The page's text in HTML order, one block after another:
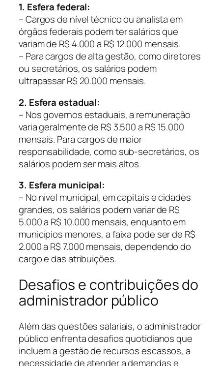
1. Esfera federal:
– Cargos de nível técnico ou analista em
órgãos federais podem ter salários que
variam de R$ 4.000 a R$ 12.000 mensais.
– Para cargos de alta gestão, como diretores
ou secretários, os salários podem
ultrapassar R$ 20.000 mensais.
2. Esfera estadual:
– Nos governos estaduais, a remuneração
varia geralmente de R$ 3.500 a R$ 15.000
mensais. Para cargos de maior
responsabilidade, como sub-secretários, os
salários podem ser mais altos.
3. Esfera municipal:
– No nível municipal, em capitais e cidades
grandes, os salários podem variar de R$
5.000 a R$ 10.000 mensais, enquanto em
municípios menores, a faixa pode ser de R$
2.000 a R$ 7.000 mensais, dependendo do
cargo e das atribuições.
Desafios e contribuições do
administrador público
Além das questões salariais, o administrador
público enfrenta desafios quotidianos que
incluem a gestão de recursos escassos, a
necessidade de atender a demandas e